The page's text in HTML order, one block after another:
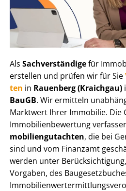
Als Sachverständigefür
erstellen und prüfen wir für Sie
ten in Rauenberg (Kraichgau)
BauGB. Wir ermitteln
Marktwert Ihrer Immobilie. Die
Im­mo­bi­li­en­be­wer­tung
mo­bi­li­en­gut­ach­ten, die bei
sind und vom Finanzamt
werden unter
Vorgaben, des